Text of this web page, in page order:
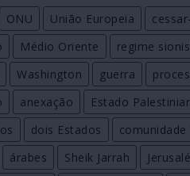
ONU União Europeia
Médio Oriente regime
Washington guerra
anexação Estado
dois Estados
árabes Sheik Jarrah